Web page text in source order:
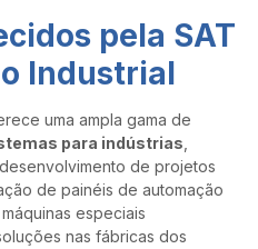
pela SAT
Industrial
uma ampla gama de
para indústrias
de projetos
de painéis de automação
especiais
nas fábricas dos